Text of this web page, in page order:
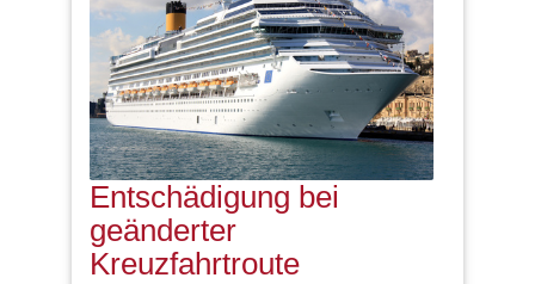
Entschädigung bei
geänderter
Kreuzfahrtroute